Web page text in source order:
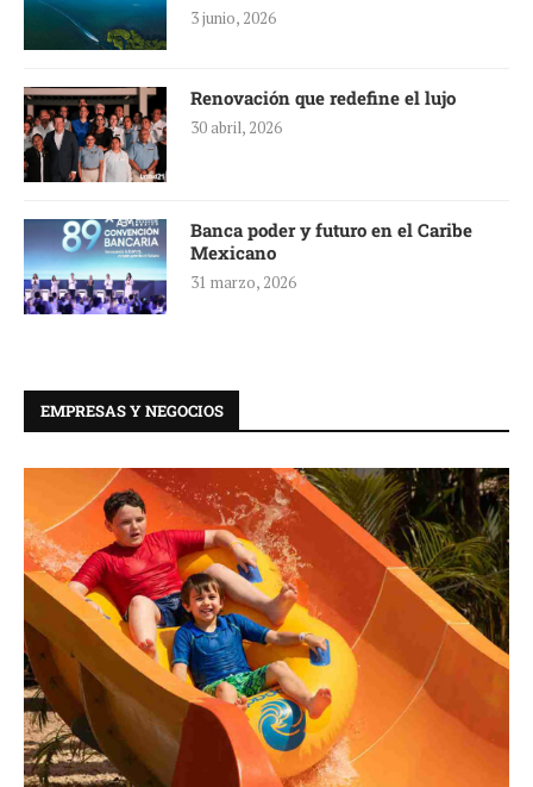
3 junio, 2026
Renovación que redefine el lujo
30 abril, 2026
Banca poder y futuro en el Caribe
Mexicano
31 marzo, 2026
EMPRESAS Y NEGOCIOS